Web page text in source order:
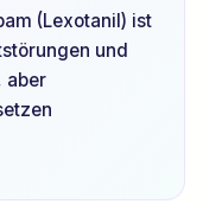
(Lexotanil) ist
und
aber